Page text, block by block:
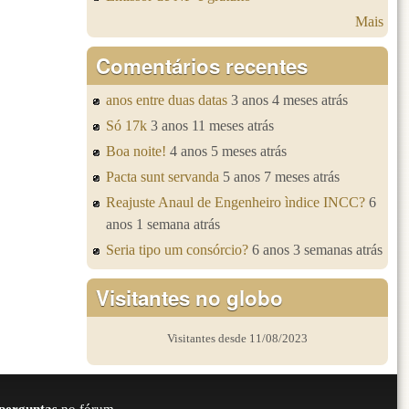
Mais
Comentários recentes
anos entre duas datas 3 anos 4 meses atrás
Só 17k 3 anos 11 meses atrás
Boa noite! 4 anos 5 meses atrás
Pacta sunt servanda 5 anos 7 meses atrás
Reajuste Anaul de Engenheiro ìndice INCC? 6
anos 1 semana atrás
Seria tipo um consórcio? 6 anos 3 semanas atrás
Visitantes no globo
Visitantes desde 11/08/2023